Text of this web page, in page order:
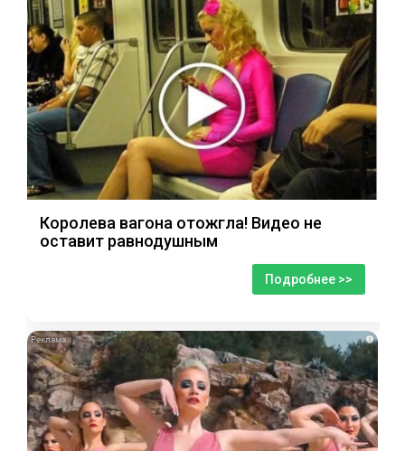
Королева вагона отожгла! Видео не
оставит равнодушным
Подробнее >>
i